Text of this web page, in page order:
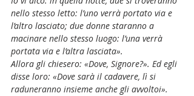
nello stesso letto: l’uno verrà portato via e
l’altro lasciato; due donne staranno a
macinare nello stesso luogo: l’una verrà
portata via e l’altra lasciata».
Allora gli chiesero: «Dove, Signore?». Ed egli
disse loro: «Dove sarà il cadavere, lì si
raduneranno insieme anche gli avvoltoi».